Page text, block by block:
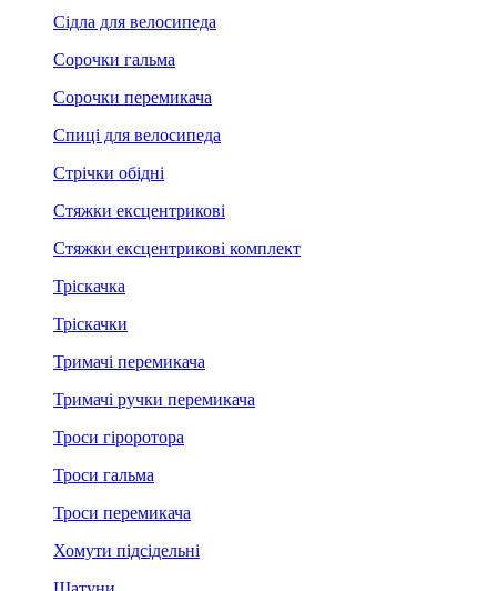
Сідла для велосипеда
Сорочки гальма
Сорочки перемикача
Спиці для велосипеда
Стрічки обідні
Стяжки ексцентрикові
Стяжки ексцентрикові комплект
Тріскачка
Тріскачки
Тримачі перемикача
Тримачі ручки перемикача
Троси гіроротора
Троси гальма
Троси перемикача
Хомути підсідельні